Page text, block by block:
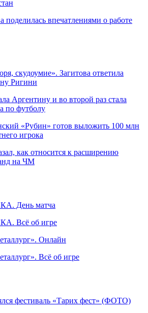
поделилась впечатлениями о работе
скудоумие». Загитова ответила
Ригини
Аргентину и во второй раз стала
по футболу
«Рубин» готов выложить 100 млн
игрока
как относится к расширению
на ЧМ
День матча
Всё об игре
Онлайн
Всё об игре
фестиваль «Тарих фест» (ФОТО)